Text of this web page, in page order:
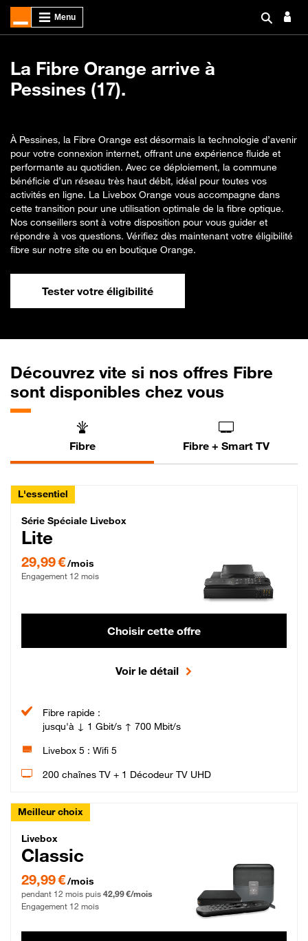
La Fibre Orange arrive à
Pessines (17).
À Pessines, la Fibre Orange est désormais la technologie d’avenir
pour votre connexion internet, offrant une expérience fluide et
performante au quotidien. Avec ce déploiement, la commune
bénéficie d’un réseau très haut débit, idéal pour toutes vos
activités en ligne. La Livebox Orange vous accompagne dans
cette transition pour une utilisation optimale de la fibre optique.
Nos conseillers sont à votre disposition pour vous guider et
répondre à vos questions. Vérifiez dès maintenant votre éligibilité
fibre sur notre site ou en boutique Orange.
Tester votre éligibilité
Découvrez vite si nos offres Fibre
sont disponibles chez vous
Fibre Fibre + Smart TV
L'essentiel
Série Spéciale Livebox Lite Fibre
Série Spéciale Livebox
Lite
29,99 €/mois
Engagement 12 mois
Choisir cette offre
Voir le détail
Fibre rapide :
jusqu'à ↓ 1 Gbit/s ↑ 700 Mbit/s
Livebox 5 : Wifi 5
200 chaînes TV + 1 Décodeur TV UHD
Meilleur choix
Livebox Classic Fibre
Livebox
Classic
29,99 € par mois pendant 12 mois puis 42,99 € par mois, Engagement 12 mois
29,99 €/mois
pendant 12 mois puis 42,99 €/mois
Engagement 12 mois